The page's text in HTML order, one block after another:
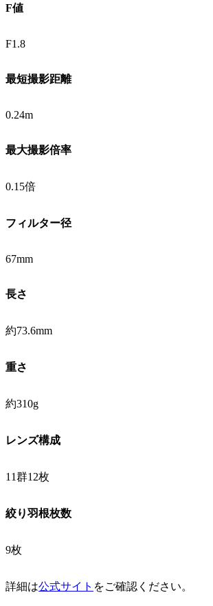
F値
F1.8
最短撮影距離
0.24m
最大撮影倍率
0.15倍
フィルター径
67mm
長さ
約73.6mm
重さ
約310g
レンズ構成
11群12枚
絞り羽根枚数
9枚
詳細は公式サイト をご確認ください。